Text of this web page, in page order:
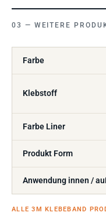
WEITERE
Farbe
Klebstoff
Farbe Liner
Produkt Form
Anwendung innen /
ALLE 3M KLEBEBAND